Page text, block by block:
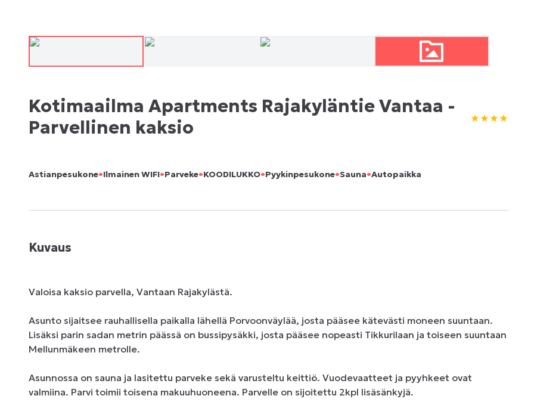
Kotimaailma Apartments Rajakyläntie Vantaa -
Parvellinen kaksio
Astianpesukone•Ilmainen WIFI•Parveke•KOODILUKKO•Pyykinpesukone•Sauna•Autopaikka
Kuvaus
Valoisa kaksio parvella, Vantaan Rajakylästä.
Asunto sijaitsee rauhallisella paikalla lähellä Porvoonväylää, josta pääsee kätevästi moneen suuntaan.
Lisäksi parin sadan metrin päässä on bussipysäkki, josta pääsee nopeasti Tikkurilaan ja toiseen suuntaan
Mellunmäkeen metrolle.
Asunnossa on sauna ja lasitettu parveke sekä varusteltu keittiö. Vuodevaatteet ja pyyhkeet ovat
valmiina. Parvi toimii toisena makuuhuoneena. Parvelle on sijoitettu 2kpl lisäsänkyjä.